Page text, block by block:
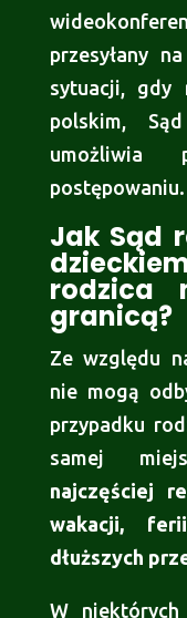
przesyłany
sytuacji, gdy
polskim,
umożliwia
postępowaniu.
Jak Sąd
rodzica
granicą?
Ze względu
nie mogą
przypadku
samej
najczęściej
wakacji,
dłuższych
W